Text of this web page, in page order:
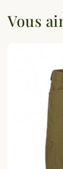
Vous